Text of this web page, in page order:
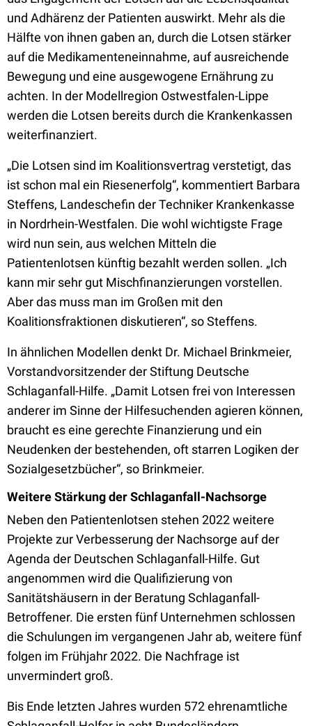
und Adhärenz der Patienten auswirkt. Mehr als die
Hälfte von ihnen gaben an, durch die Lotsen stärker
auf die Medikamenteneinnahme, auf ausreichende
Bewegung und eine ausgewogene Ernährung zu
achten. In der Modellregion Ostwestfalen-Lippe
werden die Lotsen bereits durch die Krankenkassen
weiterfinanziert.
„Die Lotsen sind im Koalitionsvertrag verstetigt, das
ist schon mal ein Riesenerfolg“, kommentiert Barbara
Steffens, Landeschefin der Techniker Krankenkasse
in Nordrhein-Westfalen. Die wohl wichtigste Frage
wird nun sein, aus welchen Mitteln die
Patientenlotsen künftig bezahlt werden sollen. „Ich
kann mir sehr gut Mischfinanzierungen vorstellen.
Aber das muss man im Großen mit den
Koalitionsfraktionen diskutieren“, so Steffens.
In ähnlichen Modellen denkt Dr. Michael Brinkmeier,
Vorstandvorsitzender der Stiftung Deutsche
Schlaganfall-Hilfe. „Damit Lotsen frei von Interessen
anderer im Sinne der Hilfesuchenden agieren können,
braucht es eine gerechte Finanzierung und ein
Neudenken der bestehenden, oft starren Logiken der
Sozialgesetzbücher“, so Brinkmeier.
Weitere Stärkung der Schlaganfall-Nachsorge
Neben den Patientenlotsen stehen 2022 weitere
Projekte zur Verbesserung der Nachsorge auf der
Agenda der Deutschen Schlaganfall-Hilfe. Gut
angenommen wird die Qualifizierung von
Sanitätshäusern in der Beratung Schlaganfall-
Betroffener. Die ersten fünf Unternehmen schlossen
die Schulungen im vergangenen Jahr ab, weitere fünf
folgen im Frühjahr 2022. Die Nachfrage ist
unvermindert groß.
Bis Ende letzten Jahres wurden 572 ehrenamtliche